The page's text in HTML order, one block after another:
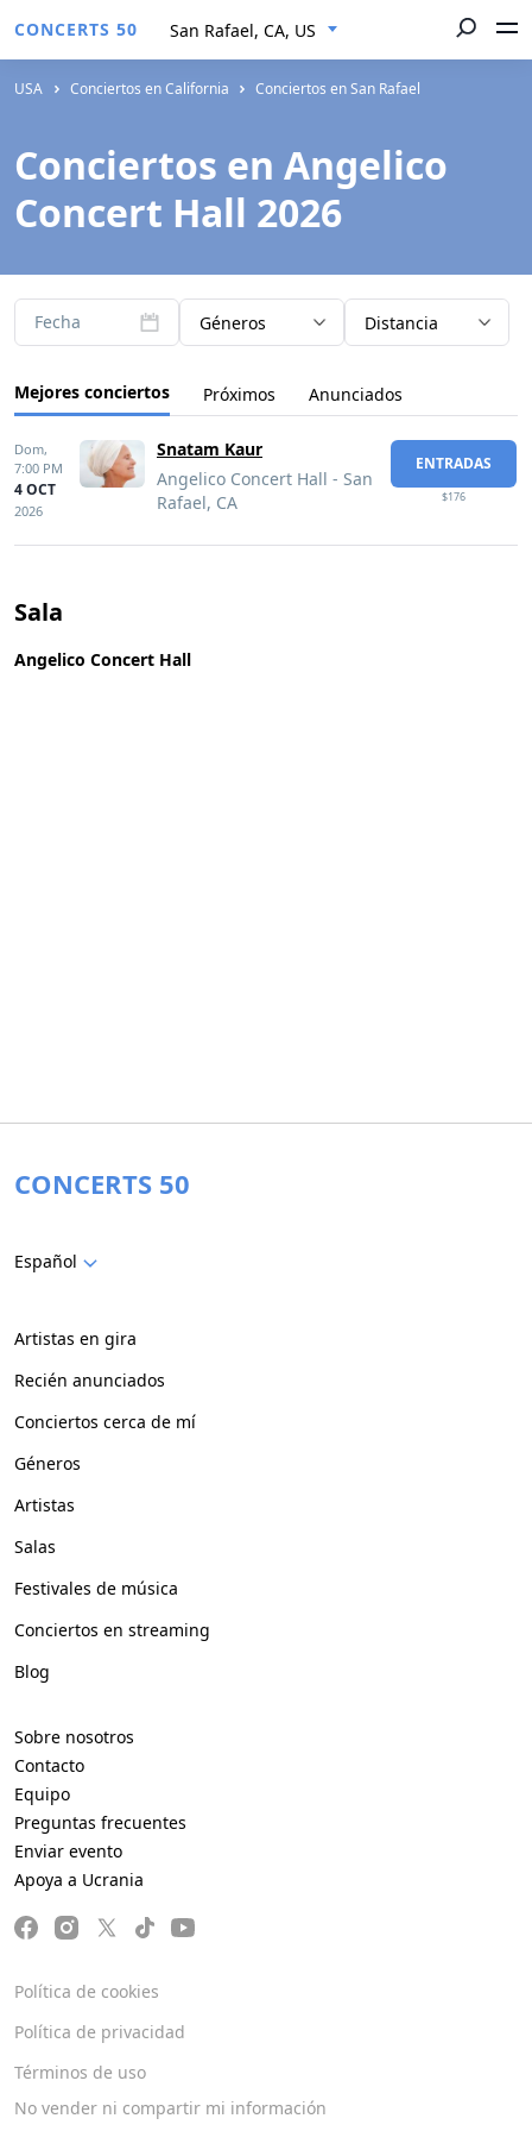
CONCERTS 50 San Rafael, CA, US
USA Conciertos en California Conciertos en San Rafael
Conciertos en Angelico
Concert Hall 2026
Fecha Géneros Distancia
Mejores conciertos Próximos Anunciados
Dom,
7:00 PM
4 OCT
2026
Snatam Kaur
Angelico Concert Hall - San
Rafael, CA
ENTRADAS
$176
Sala
Angelico Concert Hall
CONCERTS 50
Español
Artistas en gira
Recién anunciados
Conciertos cerca de mí
Géneros
Artistas
Salas
Festivales de música
Conciertos en streaming
Blog
Sobre nosotros
Contacto
Equipo
Preguntas frecuentes
Enviar evento
Apoya a Ucrania
Política de cookies
Política de privacidad
Términos de uso
No vender ni compartir mi información